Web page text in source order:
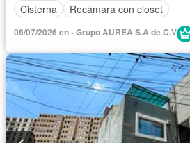
Cisterna
Recámara con closet
06/07/2026 en - Grupo AUREA S.A de C.V